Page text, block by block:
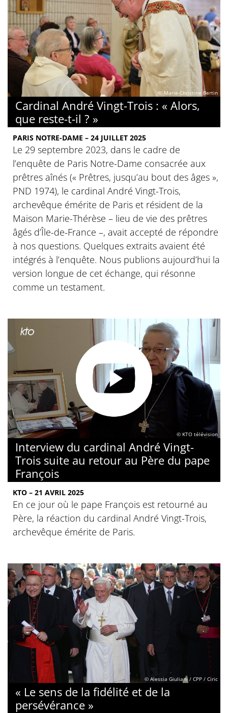
© Marie-Christine Bertin
Cardinal André Vingt-Trois : « Alors,
que reste-t-il ? »
PARIS NOTRE-DAME – 24 JUILLET 2025
Le 29 septembre 2023, dans le cadre de
l’enquête de Paris Notre-Dame consacrée aux
prêtres aînés (« Prêtres, jusqu’au bout des âges »,
PND 1974), le cardinal André Vingt-Trois,
archevêque émérite de Paris et résident de la
Maison Marie-Thérèse – lieu de vie des prêtres
âgés d’Île-de-France –, avait accepté de répondre
à nos questions. Quelques extraits avaient été
intégrés à l’enquête. Nous publions aujourd’hui la
version longue de cet échange, qui résonne
comme un testament.
© KTO télévision
Interview du cardinal André Vingt-
Trois suite au retour au Père du pape
François
KTO – 21 AVRIL 2025
En ce jour où le pape François est retourné au
Père, la réaction du cardinal André Vingt-Trois,
archevêque émérite de Paris.
© Alessia Giuliani / CPP / Ciric
« Le sens de la fidélité et de la
persévérance »